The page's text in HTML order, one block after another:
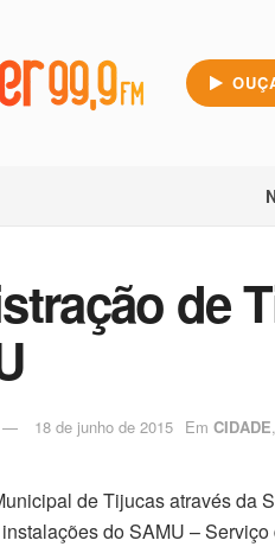
de
18 de junho de 2015 Em CIDADE,
de Tijucas através da
do SAMU –